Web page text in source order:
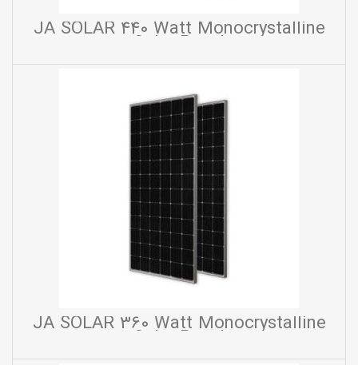
JA SOLAR 440 Watt Monocrystalline
Solar Panel
JA SOLAR 360 Watt Monocrystalline
Solar Panel